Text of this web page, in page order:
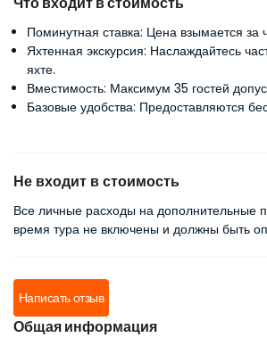
Поминутная ставка: Цена взымается за
Яхтенная экскурсия: Наслаждайтесь
яхте.
Вместимость: Максимум 35 гостей
Базовые удобства: Предоставляются
Не входит в стоимость
Все личные расходы на дополнительные
время тура не включены и должны быть
Написать отзыв
Общая информация